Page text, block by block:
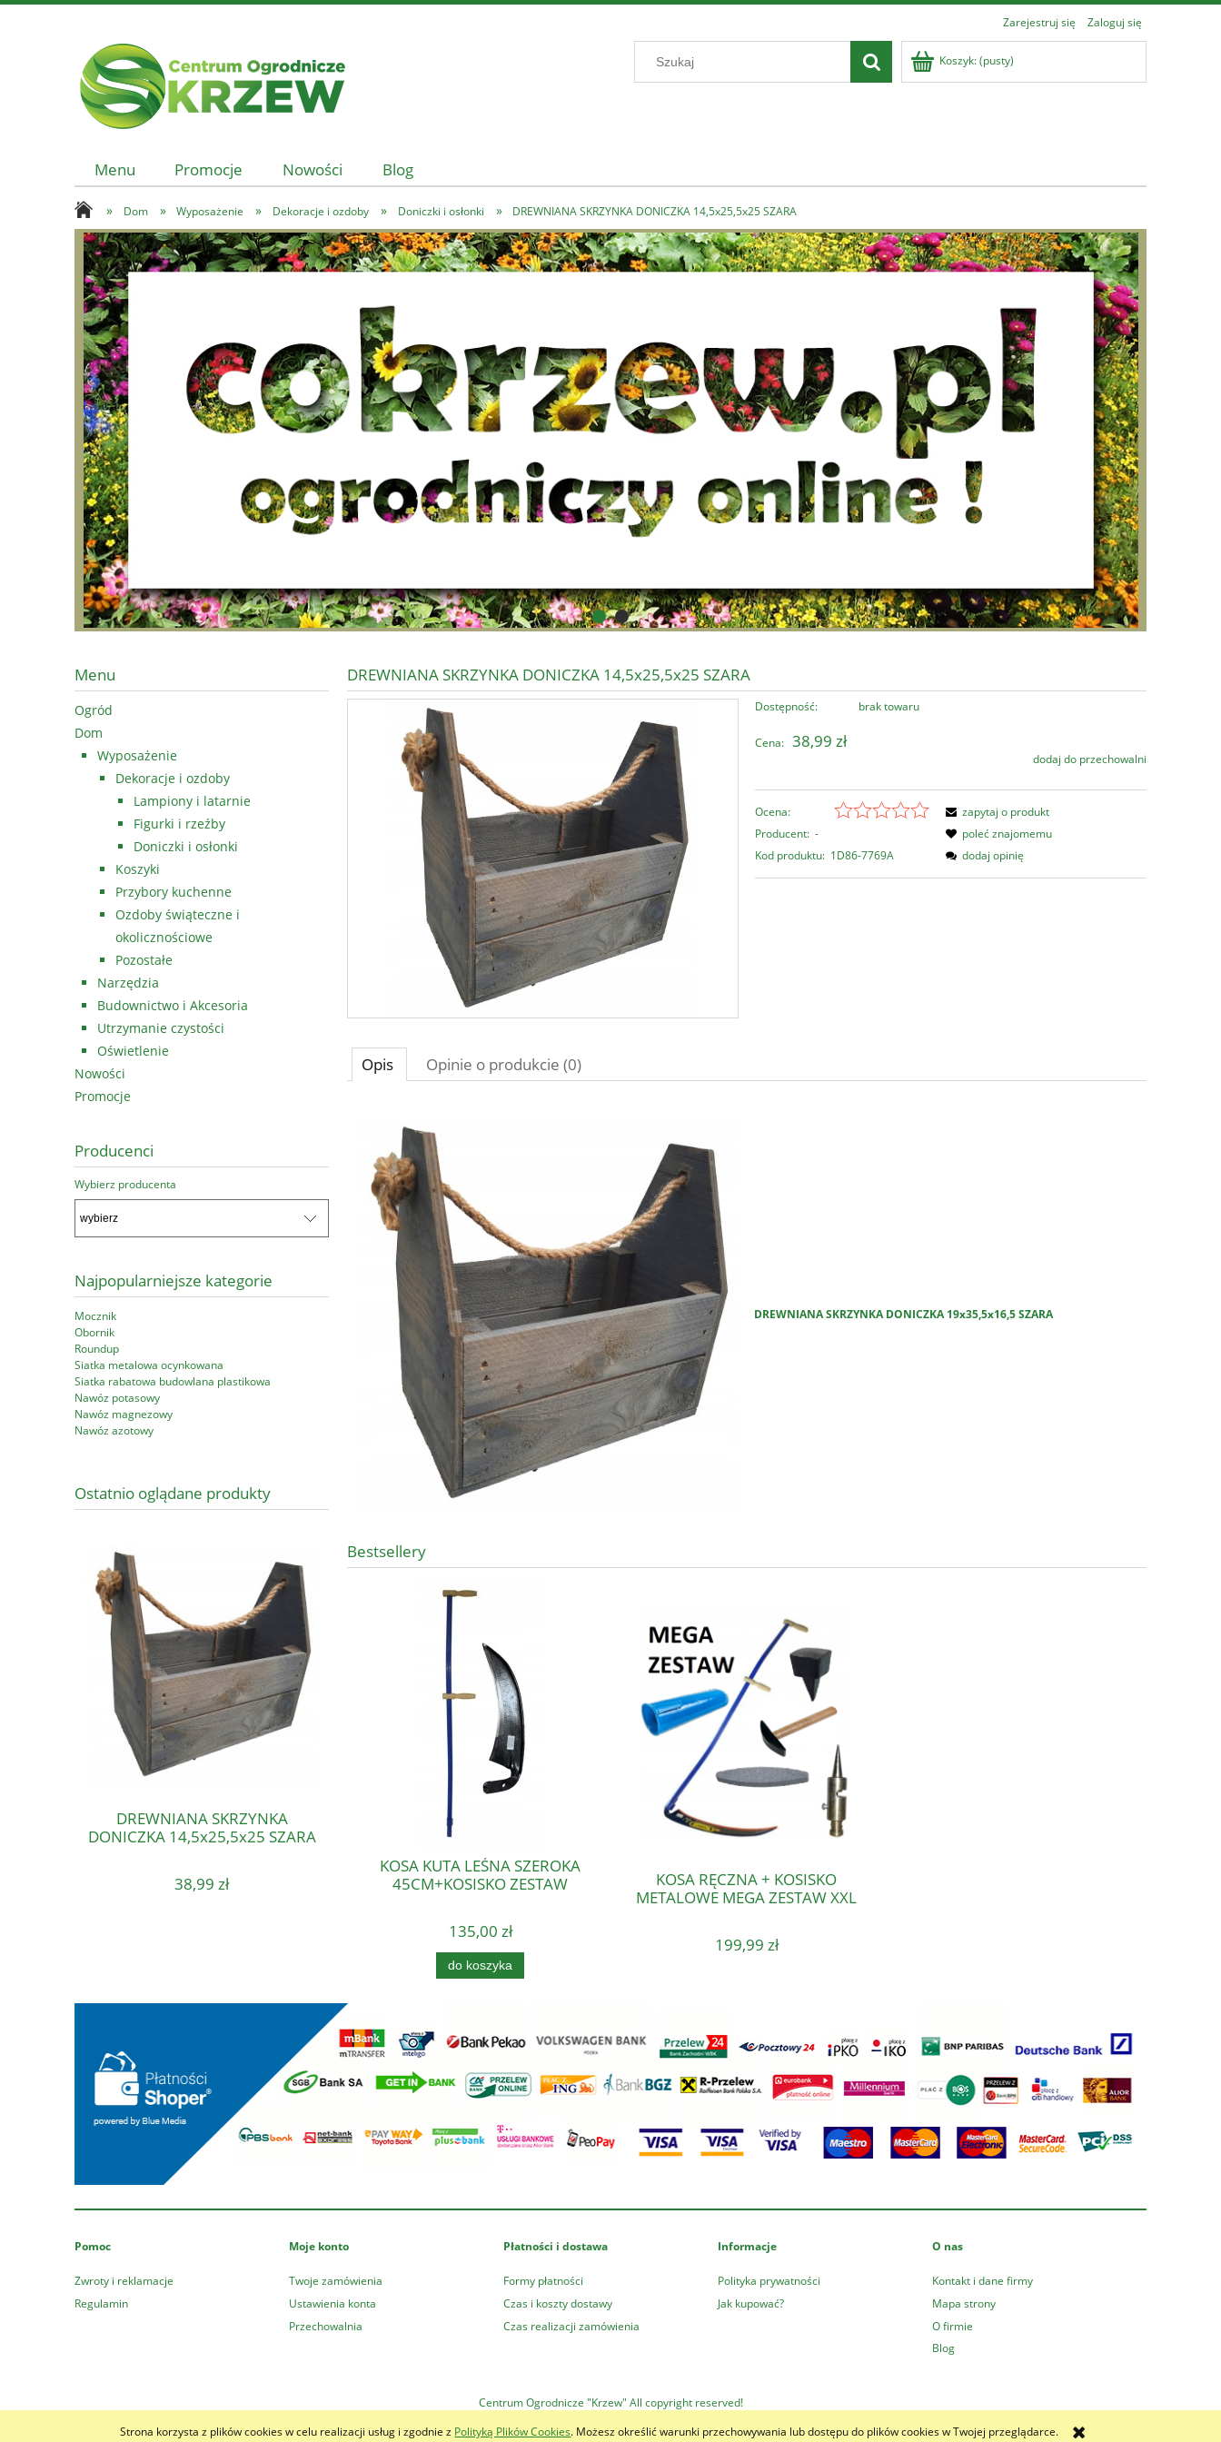
Strona korzysta z plików cookies w celu realizacji usług i zgodnie z Polityką Plików Cookies. Możesz określić warunki przechowywania lub dostępu do plików cookies w Twojej przeglądarce.
Zarejestruj się Zaloguj się
Koszyk:(pusty)
Menu Promocje Nowości Blog
» Dom » Wyposażenie » Dekoracje i ozdoby » Doniczki i osłonki » DREWNIANA SKRZYNKA DONICZKA 14,5x25,5x25 SZARA
Menu
Ogród
Dom
Wyposażenie
Dekoracje i ozdoby
Lampiony i latarnie
Figurki i rzeźby
Doniczki i osłonki
Koszyki
Przybory kuchenne
Ozdoby świąteczne i
okolicznościowe
Pozostałe
Narzędzia
Budownictwo i Akcesoria
Utrzymanie czystości
Oświetlenie
Nowości
Promocje
Producenci
Wybierz producenta
Najpopularniejsze kategorie
Mocznik
Obornik
Roundup
Siatka metalowa ocynkowana
Siatka rabatowa budowlana plastikowa
Nawóz potasowy
Nawóz magnezowy
Nawóz azotowy
Ostatnio oglądane produkty
DREWNIANA SKRZYNKA
DONICZKA 14,5x25,5x25 SZARA
38,99 zł
DREWNIANA SKRZYNKA DONICZKA 14,5x25,5x25 SZARA
Dostępność: brak towaru
Cena: 38,99 zł
dodaj do przechowalni
Ocena:
Producent: -
Kod produktu: 1D86-7769A
zapytaj o produkt
poleć znajomemu
dodaj opinię
Opis Opinie o produkcie (0)
DREWNIANA SKRZYNKA DONICZKA 19x35,5x16,5 SZARA
Bestsellery
KOSA KUTA LEŚNA SZEROKA
45CM+KOSISKO ZESTAW
135,00 zł
do koszyka
KOSA RĘCZNA + KOSISKO
METALOWE MEGA ZESTAW XXL
199,99 zł
Pomoc
Zwroty i reklamacje
Regulamin
Moje konto
Twoje zamówienia
Ustawienia konta
Przechowalnia
Płatności i dostawa
Formy płatności
Czas i koszty dostawy
Czas realizacji zamówienia
Informacje
Polityka prywatności
Jak kupować?
O nas
Kontakt i dane firmy
Mapa strony
O firmie
Blog
Centrum Ogrodnicze "Krzew" All copyright reserved!
Sklep internetowy Shoper.pl